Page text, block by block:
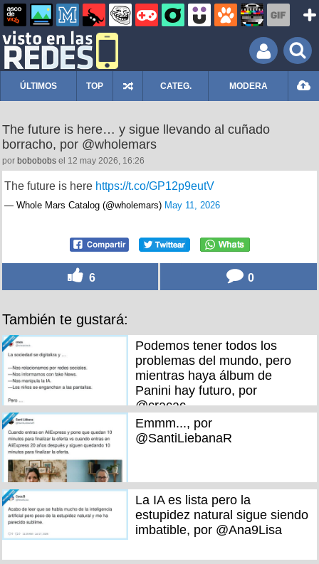
ÚLTIMOS TOP CATEG. MODERA
The future is here… y sigue llevando al cuñado
borracho, por @wholemars
por bobobobs el 12 may 2026, 16:26
The future is here https://t.co/GP12p9eutV
— Whole Mars Catalog (@wholemars) May 11, 2026
6 0
También te gustará:
Podemos tener todos los
problemas del mundo, pero
mientras haya álbum de
Panini hay futuro, por
@cracac
Emmm..., por
@SantiLiebanaR
La IA es lista pero la
estupidez natural sigue siendo
imbatible, por @Ana9Lisa